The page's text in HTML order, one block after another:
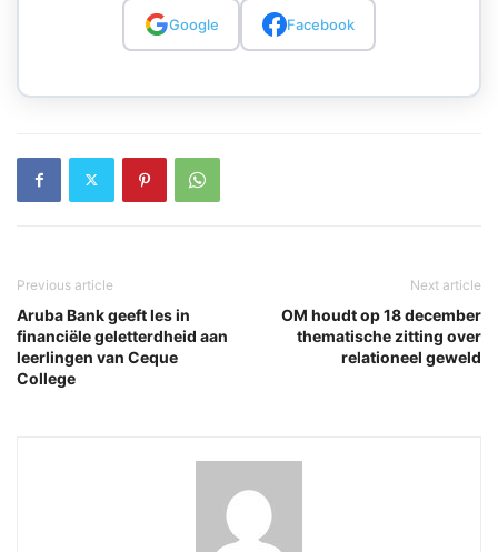
Google Facebook
Previous article
Aruba Bank geeft les in
financiële geletterdheid aan
leerlingen van Ceque
College
Next article
OM houdt op 18 december
thematische zitting over
relationeel geweld